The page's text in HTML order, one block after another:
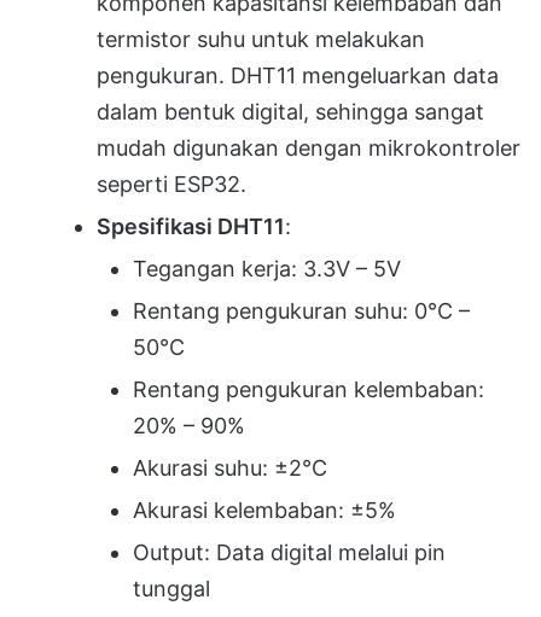
termistor suhu untuk melakukan
pengukuran. DHT11 mengeluarkan data
dalam bentuk digital, sehingga sangat
mudah digunakan dengan mikrokontroler
seperti ESP32.
Spesifikasi DHT11:
Tegangan kerja: 3.3V – 5V
Rentang pengukuran suhu: 0°C –
50°C
Rentang pengukuran kelembaban:
20% – 90%
Akurasi suhu: ±2°C
Akurasi kelembaban: ±5%
Output: Data digital melalui pin
tunggal